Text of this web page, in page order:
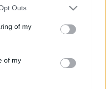
uses one or more Google
You may click to
its third-party tags to
purposes in below Google
Outs
of my
of my
inspirált meghatározó
releváns a Vaclav
Egy faun délutánja - a